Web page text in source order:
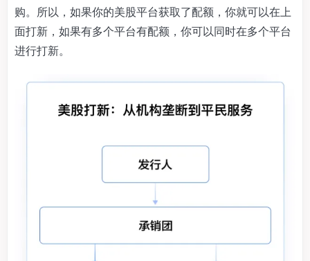
购。所以，如果你的美股平台获取了配额，你就可以在上
面打新，如果有多个平台有配额，你可以同时在多个平台
进行打新。